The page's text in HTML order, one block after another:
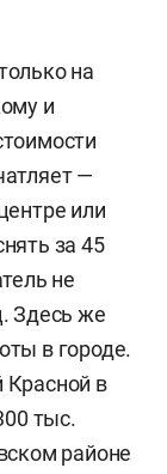
на
и
—
или
за 45
не
Здесь же
в городе.
Красной в
тыс.
районе